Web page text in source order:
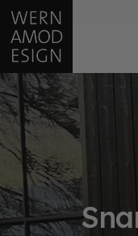
Skip
content